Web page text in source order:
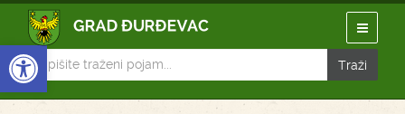
Open toolbar